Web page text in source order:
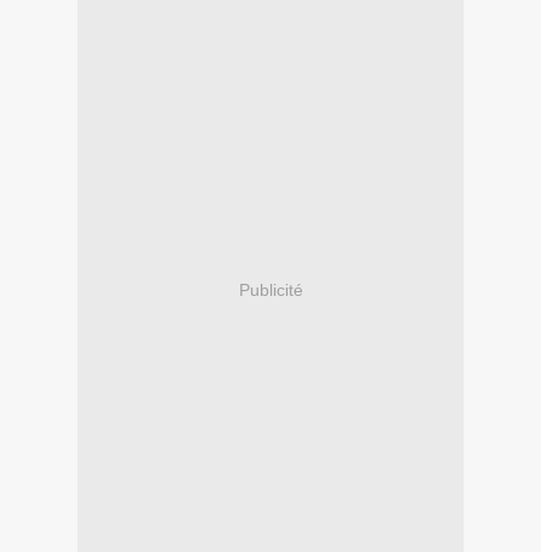
Publicité